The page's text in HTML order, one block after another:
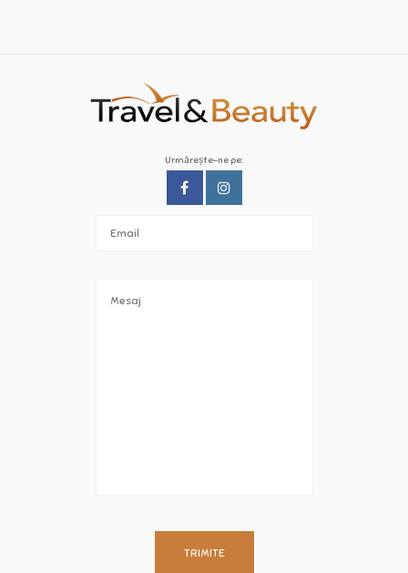
Urmărește-ne pe: